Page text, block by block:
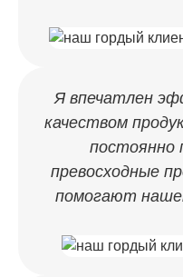
Я впечатлен
качеством
превосходные
помогают